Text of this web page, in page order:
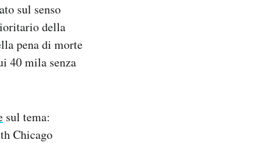
sul senso
della
pena di morte
40 mila senza
sul tema:
Chicago